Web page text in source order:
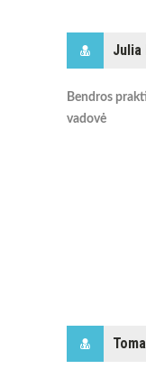
Julia
Bendros
vadovė